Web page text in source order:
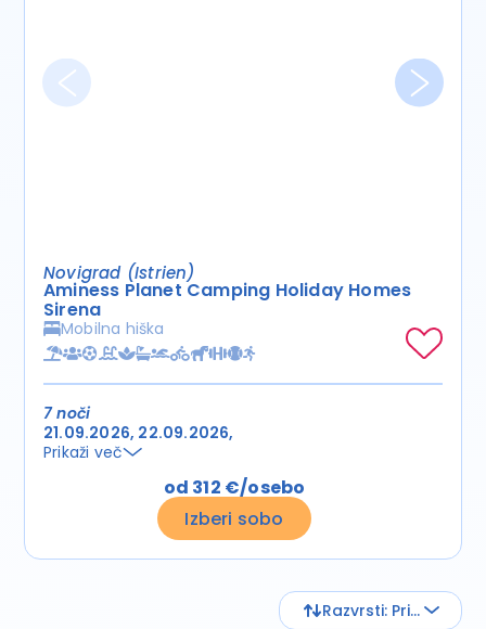
Novigrad (Istrien)
Aminess Planet Camping Holiday Homes
Sirena
Mobilna hiška
7 noči
21.09.2026 22.09.2026
Prikaži več
od 312 €/osebo
Izberi sobo
Razvrsti: Privzeto